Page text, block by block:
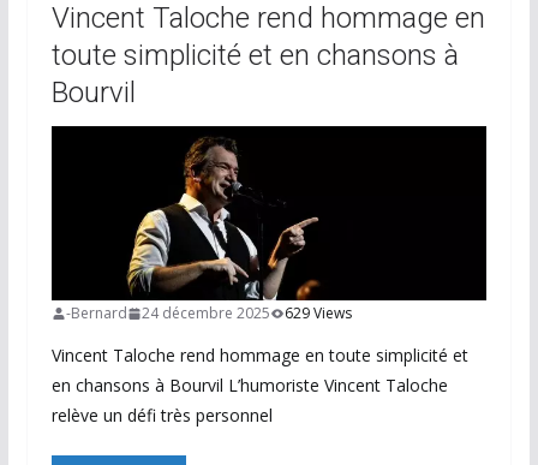
Vincent Taloche rend hommage en
toute simplicité et en chansons à
Bourvil
-Bernard 24 décembre 2025 629 Views
Vincent Taloche rend hommage en toute simplicité et
en chansons à Bourvil L’humoriste Vincent Taloche
relève un défi très personnel